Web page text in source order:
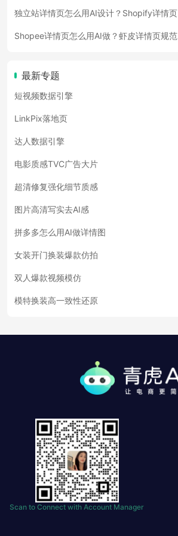
独立站详情页怎么用AI设计？Shopify详情页
Shopee详情页怎么用AI做？虾皮详情页规范
最新专题
短视频数据引擎
LinkPix落地页
达人数据引擎
电影质感TVC广告大片
超清修复强化细节质感
图片高清写实去AI感
拼多多怎么用AI做详情图
女装开门换装爆款仿拍
双人爆款视频模仿
模特换装高一致性还原
Scan to Connect with Account Manager